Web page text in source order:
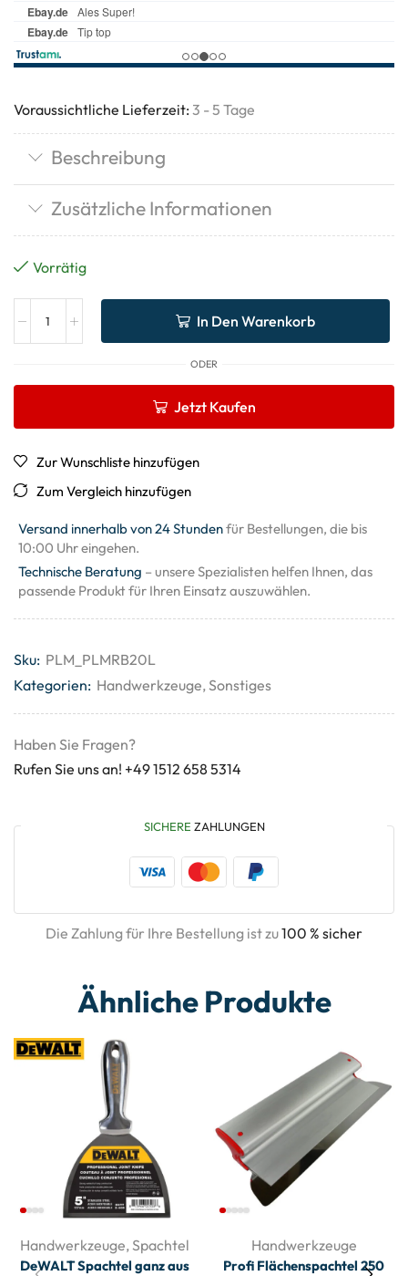
Voraussichtliche Lieferzeit: 3 - 5 Tage
Beschreibung
Zusätzliche Informationen
Vorrätig
In Den Warenkorb
ODER
Jetzt Kaufen
Zur Wunschliste hinzufügen
Zum Vergleich hinzufügen
Versand innerhalb von 24 Stundenfür Bestellungen, die bis
10:00 Uhr eingehen.
Technische Beratung – unsere Spezialisten helfen Ihnen, das
passende Produkt für Ihren Einsatz auszuwählen.
Sku: PLM_PLMRB20L
Kategorien: Handwerkzeuge,Sonstiges
Haben Sie Fragen?
Rufen Sie uns an! +49 1512 658 5314
SICHERE ZAHLUNGEN
Die Zahlung für Ihre Bestellung ist zu100 % sicher
Ähnliche Produkte
Handwerkzeuge,Spachtel
DeWALT Spachtel ganz aus
Handwerkzeuge
Profi Flächenspachtel 250